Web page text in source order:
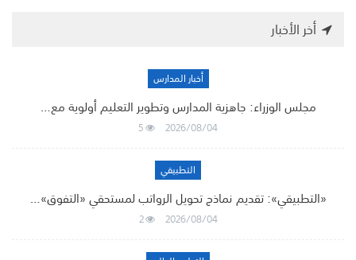
أخر الأخبار
أخبار المدارس
مجلس الوزراء: جاهزية المدارس وتطوير التعليم أولوية مع…
2026/08/04
5
التطبيقي
«التطبيقي»: تقديم نماذج تحويل الرواتب لمستحقي «التفوق»…
2026/08/04
2